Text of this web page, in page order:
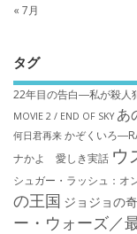
« 7月
タグ
22年目の告白―私が殺
MOVIE 2 / END OF SKY あ
何日君再来 かぞくいろ
ナかよ 愛しき実話 ウ
シュガー・ラッシュ：オ​
の王国 ジョジョの
ー・ウォーズ／